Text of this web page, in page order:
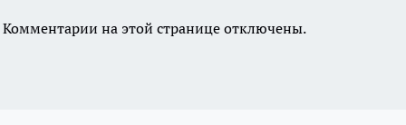
Комментарии на этой странице отключены.